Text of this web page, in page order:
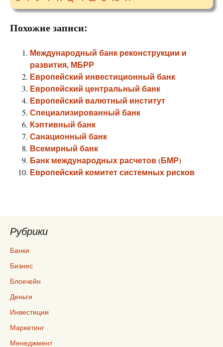
Похожие записи:
Международный банк реконструкции и
развития, МБРР
Европейский инвестиционный банк
Европейский центральный банк
Европейский валютный институт
Специализированный банк
Кэптивный банк
Санационный банк
Всемирный банк
Банк международных расчетов (БМР)
Европейский комитет системных рисков
Рубрики
Банки
Бизнес
Блокчейн
Деньги
Инвестиции
Маркетинг
Менеджмент